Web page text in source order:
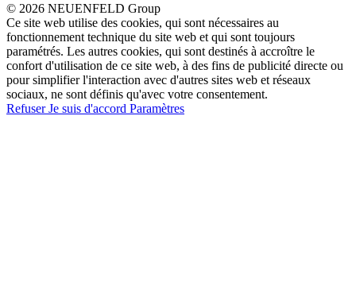
© 2026 NEUENFELD Group
Ce site web utilise des cookies, qui sont nécessaires au
fonctionnement technique du site web et qui sont toujours
paramétrés. Les autres cookies, qui sont destinés à accroître le
confort d'utilisation de ce site web, à des fins de publicité directe ou
pour simplifier l'interaction avec d'autres sites web et réseaux
sociaux, ne sont définis qu'avec votre consentement.
RefuserJe suis d'accord Paramètres